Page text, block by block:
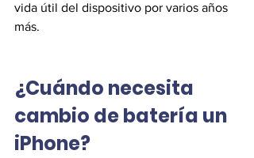
vida útil del dispositivo por varios años
más.
¿Cuándo necesita
cambio de batería un
iPhone?